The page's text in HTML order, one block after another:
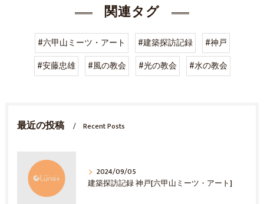
関連タグ
#六甲山ミーツ・アート #建築探訪記録
#神戸
#安藤忠雄
#風の教会 #光の教会 #水の教会
最近の投稿 Recent Posts
2024/09/05
建築探訪記録 神戸[六甲山ミーツ・アート]